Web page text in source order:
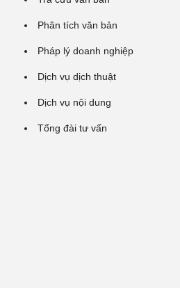
Phân tích văn bản
Pháp lý doanh nghiệp
Dịch vụ dịch thuật
Dịch vụ nội dung
Tổng đài tư vấn